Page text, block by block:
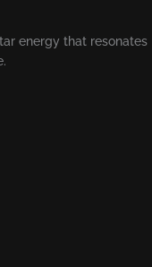
energy that resonates